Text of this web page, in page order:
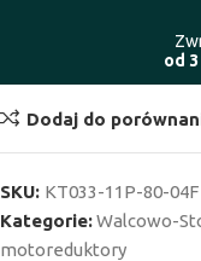
od
Dodaj do
SKU: KT033-11P-80-04F
Kategorie:Walcowo-
motoreduktory